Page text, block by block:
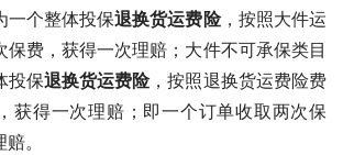
一个整体投保退换货运费险，按照大件运
保费，获得一次理赔；大件不可承保类目
投保退换货运费险，按照退换货运费险费
获得一次理赔；即一个订单收取两次保
。